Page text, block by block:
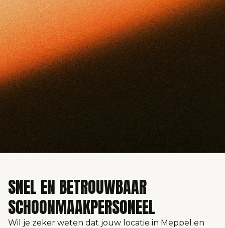
SNEL EN BETROUWBAAR
SCHOONMAAKPERSONEEL
Wil je zeker weten dat jouw locatie in Meppel en